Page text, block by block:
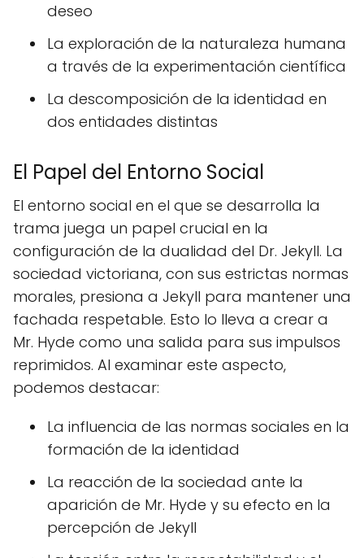
deseo
La exploración de la naturaleza humana
a través de la experimentación científica
La descomposición de la identidad en
dos entidades distintas
El Papel del Entorno Social
El entorno social en el que se desarrolla la
trama juega un papel crucial en la
configuración de la dualidad del Dr. Jekyll. La
sociedad victoriana, con sus estrictas normas
morales, presiona a Jekyll para mantener una
fachada respetable. Esto lo lleva a crear a
Mr. Hyde como una salida para sus impulsos
reprimidos. Al examinar este aspecto,
podemos destacar:
La influencia de las normas sociales en la
formación de la identidad
La reacción de la sociedad ante la
aparición de Mr. Hyde y su efecto en la
percepción de Jekyll